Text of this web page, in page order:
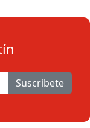
Suscribete